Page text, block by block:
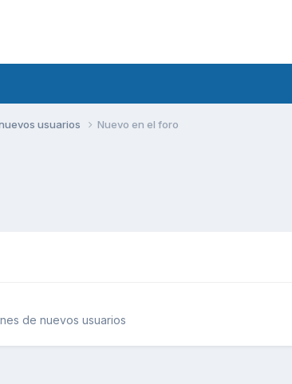
usuarios Nuevo en el foro
de nuevos usuarios